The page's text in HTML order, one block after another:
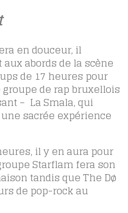
en douceur, il
abords de la scène
de 17 heures pour
de rap bruxellois
– La Smala, qui
sacrée expérience
il y en aura pour
Starflam fera son
tandis que The Dø
de pop-rock au